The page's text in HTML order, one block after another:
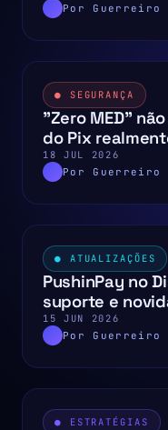
Por Guerreiro
● SEGURANÇA
"Zero MED"
do Pix
18 JUL 2026
Por Guerreiro
● ATUALIZAÇÕES
PushinPay no
suporte e
15 JUN 2026
Por Guerreiro
● ESTRATÉGIAS